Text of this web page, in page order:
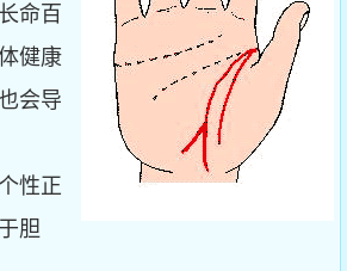
命百
健康
会导
性正
胆